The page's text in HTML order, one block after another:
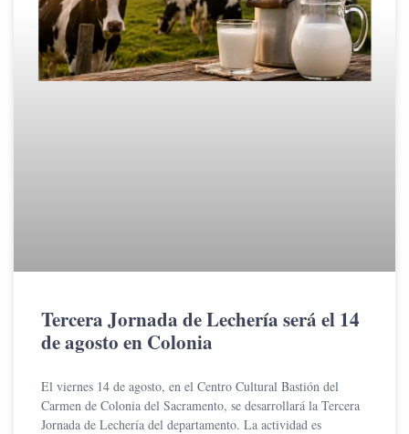
Tercera Jornada de Lechería será el 14
de agosto en Colonia
El viernes 14 de agosto, en el Centro Cultural Bastión del
Carmen de Colonia del Sacramento, se desarrollará la Tercera
Jornada de Lechería del departamento. La actividad es